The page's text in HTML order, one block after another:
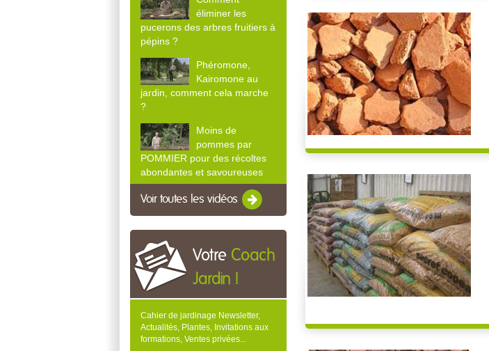
éliminer les
pucerons des arbres fruitiers à
pépins ?
Phéromone,
Kairomone au
jardin, comment cela marche
?
Moins de
pommes par
POMMIER pour des récoltes
abondantes et savoureuses
Voir toutes les vidéos
Votre Coach
Jardin !
Cahier de jardinage Newsletter,
Actualités, Plantes, Invitations aux
formations, Ventes privées...